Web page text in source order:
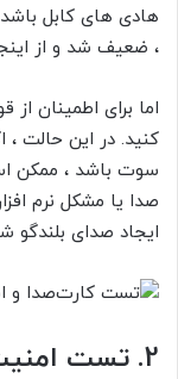
هادی های کابل
، ضعیف شد و از
اما برای اطمینان از
کنید. در این حالت
سوت باشد ، ممکن
صدا یا مشکل نرم
ایجاد صدای بلندگو
2. تست